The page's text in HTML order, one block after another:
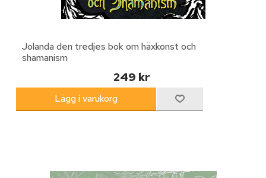
Jolanda den tredjes bok om häxkonst och
shamanism
249 kr